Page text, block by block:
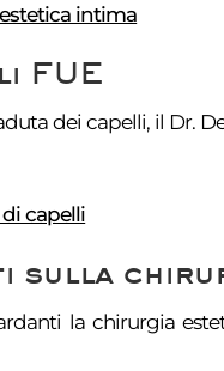
intima
FUE
dei capelli, il Dr.
capelli
sulla
la chirurgia